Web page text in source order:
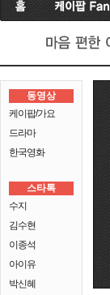
동영상
케이팝/가요
드라마
한국영화
스타톡
수지
김수현
이종석
아이유
박신혜